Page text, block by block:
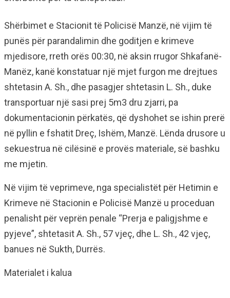
Shërbimet e Stacionit të Policisë Manzë, në vijim të
punës për parandalimin dhe goditjen e krimeve
mjedisore, rreth orës 00:30, në aksin rrugor Shkafanë-
Manëz, kanë konstatuar një mjet furgon me drejtues
shtetasin A. Sh., dhe pasagjer shtetasin L. Sh., duke
transportuar një sasi prej 5m3 dru zjarri, pa
dokumentacionin përkatës, që dyshohet se ishin prerë
në pyllin e fshatit Dreç, Ishëm, Manzë. Lënda drusore u
sekuestrua në cilësinë e provës materiale, së bashku
me mjetin.
Në vijim të veprimeve, nga specialistët për Hetimin e
Krimeve në Stacionin e Policisë Manzë u proceduan
penalisht për veprën penale “Prerja e paligjshme e
pyjeve”, shtetasit A. Sh., 57 vjeç, dhe L. Sh., 42 vjeç,
banues në Sukth, Durrës.
Materialet i kalua